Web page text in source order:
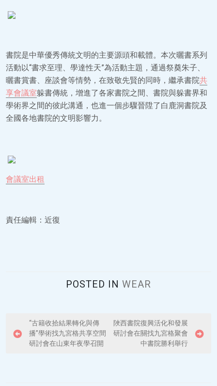
書院是中華優秀傳統文明的主要源頭和載體。本次曬書系列
活動以“書求至理、學達性天”為活動主題，通過祭奠朱子、
曬書賞書、座談會等情勢，在致敬先賢的同時，繼承書院共
享會議室躲書傳統，增進了各家書院之間、書院與躲書界和
學術界之間的彼此溝通，也進一個步驟晉陞了白鹿洞書院及
全國各地書院的文明影響力。
會議室出租
責任編輯：近復
POSTED IN WEAR
o
“古籍收拾結果轉化與傳
播”學術找九宮格共享空間
研討會在山東年夜學召開
陜西書院復興活化和發展
研討會在關找九宮格聚會
中書院勝利舉行